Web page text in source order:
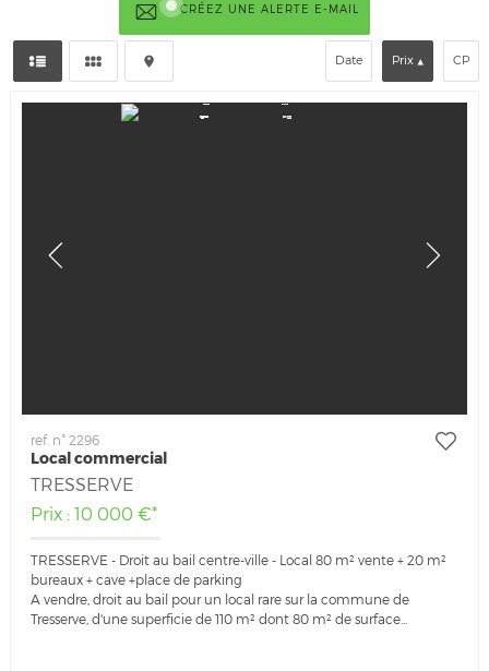
CRÉEZ UNE ALERTE E-MAIL
Date Prix CP
ref. n° 2296
Local commercial
TRESSERVE
Prix : 10 000 €*
TRESSERVE - Droit au bail centre-ville - Local 80 m² vente + 20 m²
bureaux + cave +place de parking
A vendre, droit au bail pour un local rare sur la commune de
Tresserve, d'une superficie de 110 m² dont 80 m² de surface...